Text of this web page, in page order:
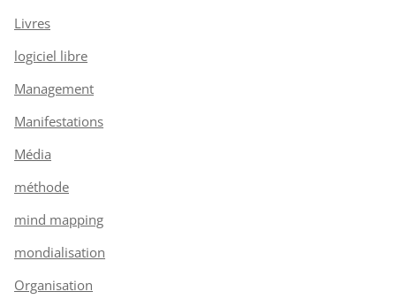
Livres
logiciel libre
Management
Manifestations
Média
méthode
mind mapping
mondialisation
Organisation